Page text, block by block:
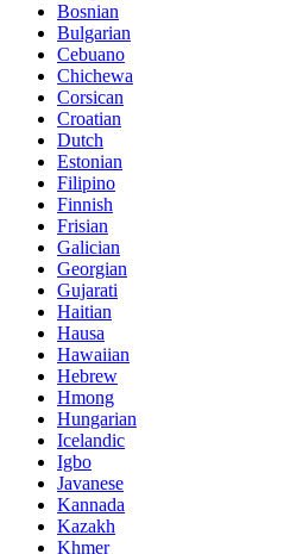
Bosnian
Bulgarian
Cebuano
Chichewa
Corsican
Croatian
Dutch
Estonian
Filipino
Finnish
Frisian
Galician
Georgian
Gujarati
Haitian
Hausa
Hawaiian
Hebrew
Hmong
Hungarian
Icelandic
Igbo
Javanese
Kannada
Kazakh
Khmer